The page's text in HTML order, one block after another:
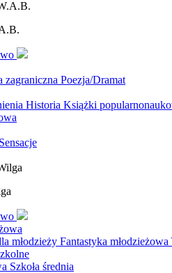
zagraniczna Poezja/Dramat
Historia Książki
młodzieży Fantastyka młodzieżowa
Szkoła średnia